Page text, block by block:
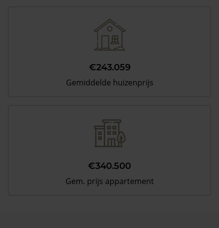
€243.059
Gemiddelde huizenprijs
€340.500
Gem. prijs appartement